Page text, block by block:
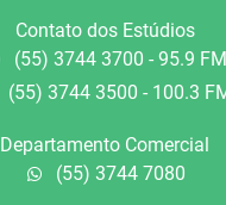
Contato dos Estúdios
(55) 3744 3700 - 95.9 FM
(55) 3744 3500 - 100.3
Departamento Comercial
(55) 3744 7080